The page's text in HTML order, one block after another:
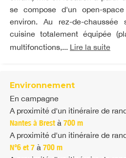
se compose d'un open-
environ. Au rez-de-
cuisine totalement équipée
multifonctions,... Lire la suite
Environnement
En campagne
A proximité d'un itinéraire de
Nantes à Brest à 700 m
A proximité d'un itinéraire de
N°6 et 7 à 700 m